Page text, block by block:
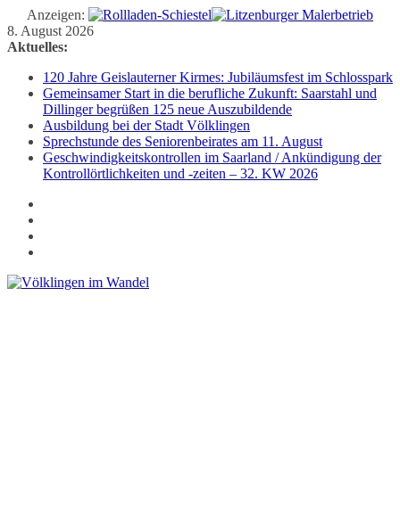
Anzeigen:
Zum
Inhalt
8. August 2026
Aktuelles:
120 Jahre Geislauterner Kirmes: Jubiläumsfest im Schlosspark
Gemeinsamer Start in die berufliche Zukunft: Saarstahl und
Dillinger begrüßen 125 neue Auszubildende
Ausbildung bei der Stadt Völklingen
Sprechstunde des Seniorenbeirates am 11. August
Geschwindigkeitskontrollen im Saarland / Ankündigung der
Kontrollörtlichkeiten und -zeiten – 32. KW 2026